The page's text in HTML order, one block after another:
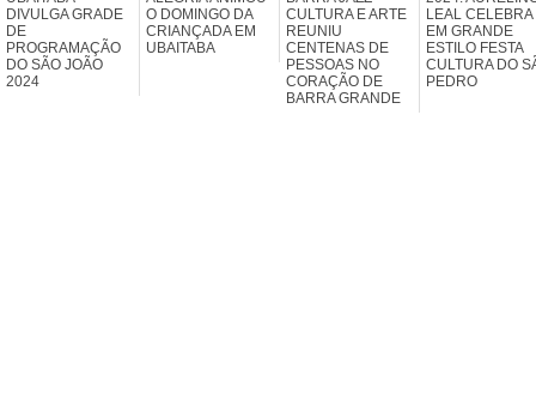
DIVULGA GRADE
DE
PROGRAMAÇÃO
DO SÃO JOÃO
2024
O DOMINGO DA
CRIANÇADA EM
UBAITABA
CULTURA E ARTE
REUNIU
CENTENAS DE
PESSOAS NO
CORAÇÃO DE
BARRA GRANDE
LEAL CELEBRA
EM GRANDE
ESTILO FESTA
CULTURA DO
PEDRO